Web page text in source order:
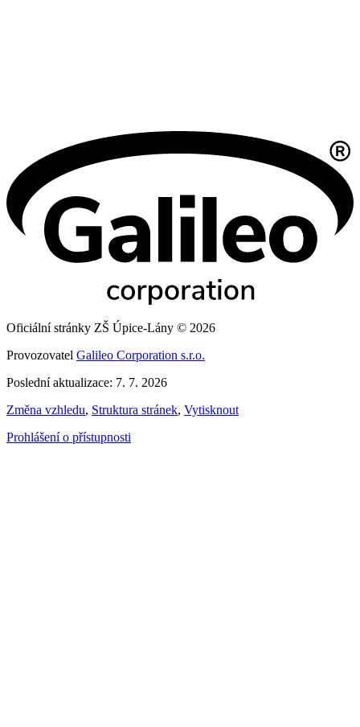
Oficiální stránky ZŠ Úpice-Lány © 2026
Provozovatel Galileo Corporation s.r.o.
Poslední aktualizace: 7. 7. 2026
Změna vzhledu, Struktura stránek, Vytisknout
Prohlášení o přístupnosti